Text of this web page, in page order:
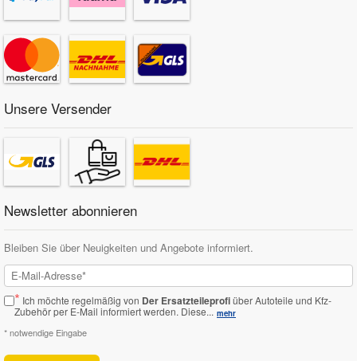
Unsere Versender
Newsletter abonnieren
Bleiben Sie über Neuigkeiten und Angebote informiert.
* Ich möchte regelmäßig von Der Ersatzteileprofiüber Autoteile und Kfz-
Zubehör per E-Mail informiert werden. Diese... mehr
* notwendige Eingabe